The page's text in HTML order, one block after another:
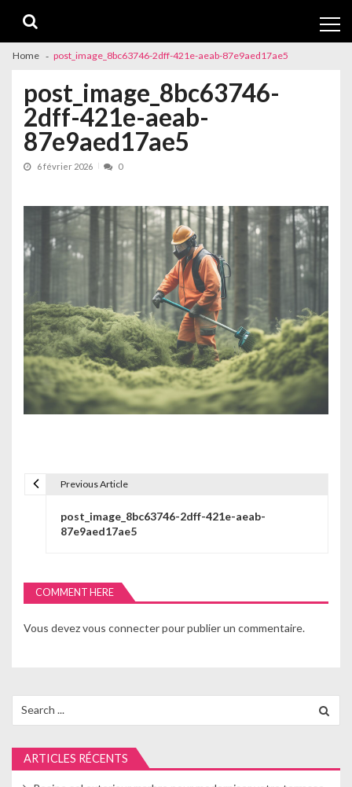
navigation
content
Home post_image_8bc63746-2dff-421e-aeab-87e9aed17ae5
post_image_8bc63746-
2dff-421e-aeab-
87e9aed17ae5
6 février 2026 0
i
g
a
i
o
n
d
Previous Article
post_image_8bc63746-2dff-421e-aeab-
87e9aed17ae5
COMMENT HERE
Vous devezvous connecterpour publier un commentaire.
for:
ARTICLES RÉCENTS